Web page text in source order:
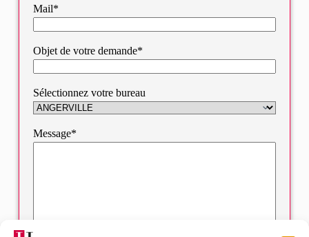
Mail*
Objet de votre demande*
Sélectionnez votre bureau
Message*